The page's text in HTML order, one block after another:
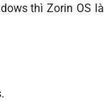
thì Zorin OS là